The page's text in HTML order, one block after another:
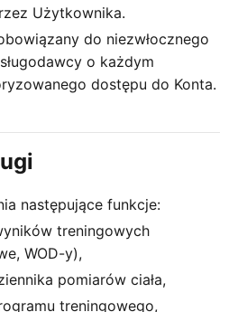
Użytkownika.
do niezwłocznego
o każdym
dostępu do Konta.
następujące funkcje:
treningowych
WOD-y),
pomiarów ciała,
treningowego,